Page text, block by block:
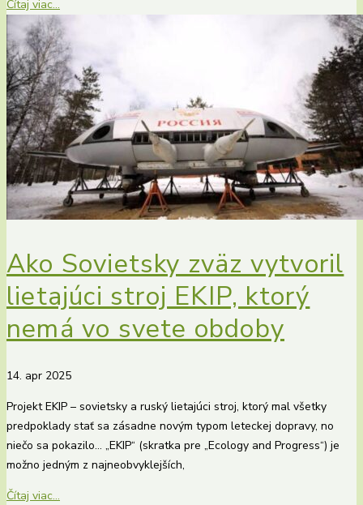
Čítaj viac...
Ako Sovietsky zväz vytvoril
lietajúci stroj EKIP, ktorý
nemá vo svete obdoby
14. apr 2025
Projekt EKIP – sovietsky a ruský lietajúci stroj, ktorý mal všetky
predpoklady stať sa zásadne novým typom leteckej dopravy, no
niečo sa pokazilo… „EKIP“ (skratka pre „Ecology and Progress“) je
možno jedným z najneobvyklejších,
Čítaj viac...